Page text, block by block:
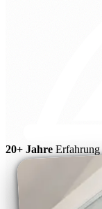
20+ Jahre Erfahrung